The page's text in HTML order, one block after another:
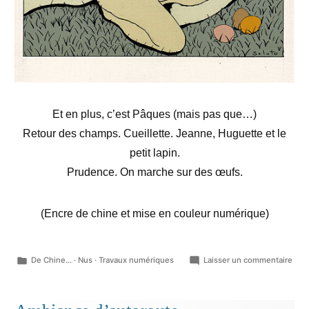
Et en plus, c’est Pâques (mais pas que…)
Retour des champs. Cueillette. Jeanne, Huguette et le
petit lapin.
Prudence. On marche sur des œufs.
(Encre de chine et mise en couleur numérique)
Publié
De Chine... · Nus ·Travaux numériques Laisser un commentaire